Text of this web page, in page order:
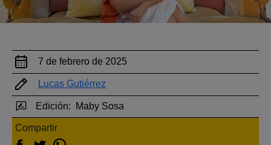
7 de febrero de 2025
Lucas Gutiérrez
Edición: Maby Sosa
Compartir